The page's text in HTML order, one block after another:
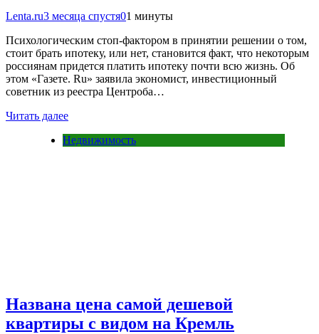
Lenta.ru3 месяца спустя01 минуты
Психологическим стоп-фактором в принятии решении о том,
стоит брать ипотеку, или нет, становится факт, что некоторым
россиянам придется платить ипотеку почти всю жизнь. Об
этом «Газете. Ru» заявила экономист, инвестиционный
советник из реестра Центроба…
Читать далее
Недвижимость
Названа цена самой дешевой
квартиры с видом на Кремль